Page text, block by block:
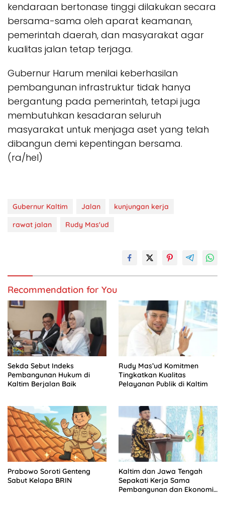
kendaraan bertonase tinggi dilakukan secara
bersama-sama oleh aparat keamanan,
pemerintah daerah, dan masyarakat agar
kualitas jalan tetap terjaga.
Gubernur Harum menilai keberhasilan
pembangunan infrastruktur tidak hanya
bergantung pada pemerintah, tetapi juga
membutuhkan kesadaran seluruh
masyarakat untuk menjaga aset yang telah
dibangun demi kepentingan bersama.
(ra/hel)
Gubernur Kaltim Jalan
kunjungan kerja
rawat jalan
Rudy Mas'ud
Recommendation for You
Sekda Sebut Indeks
Pembangunan Hukum di
Kaltim Berjalan Baik
Rudy Mas’ud Komitmen
Tingkatkan Kualitas
Pelayanan Publik di Kaltim
Prabowo Soroti Genteng
Sabut Kelapa BRIN
Kaltim dan Jawa Tengah
Sepakati Kerja Sama
Pembangunan dan Ekonomi